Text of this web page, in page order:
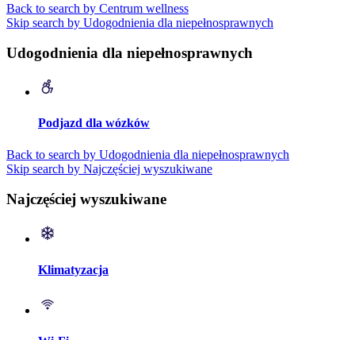
Back to search by Centrum wellness
Skip search by Udogodnienia dla niepełnosprawnych
Udogodnienia dla niepełnosprawnych
Podjazd dla wózków
Back to search by Udogodnienia dla niepełnosprawnych
Skip search by Najczęściej wyszukiwane
Najczęściej wyszukiwane
Klimatyzacja